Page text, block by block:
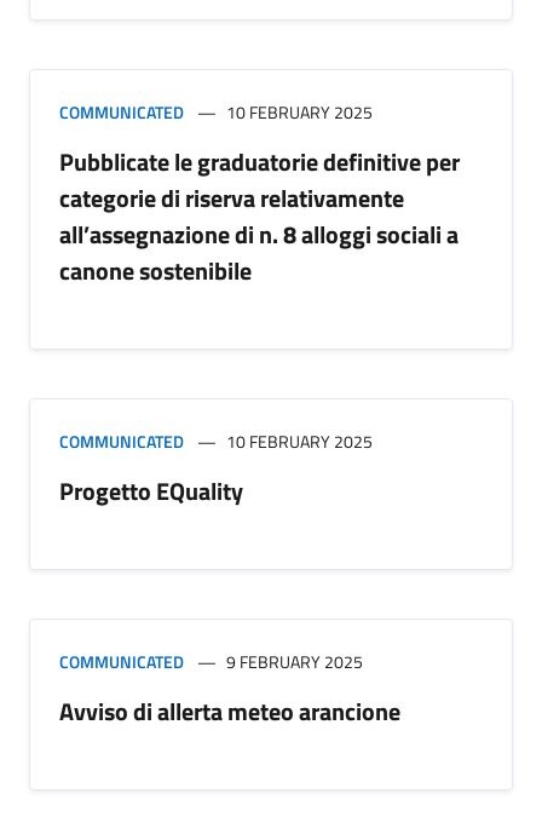
COMMUNICATED 10 FEBRUARY 2025
Pubblicate le graduatorie definitive per
categorie di riserva relativamente
all’assegnazione di n. 8 alloggi sociali a
canone sostenibile
COMMUNICATED 10 FEBRUARY 2025
Progetto EQuality
COMMUNICATED 9 FEBRUARY 2025
Avviso di allerta meteo arancione